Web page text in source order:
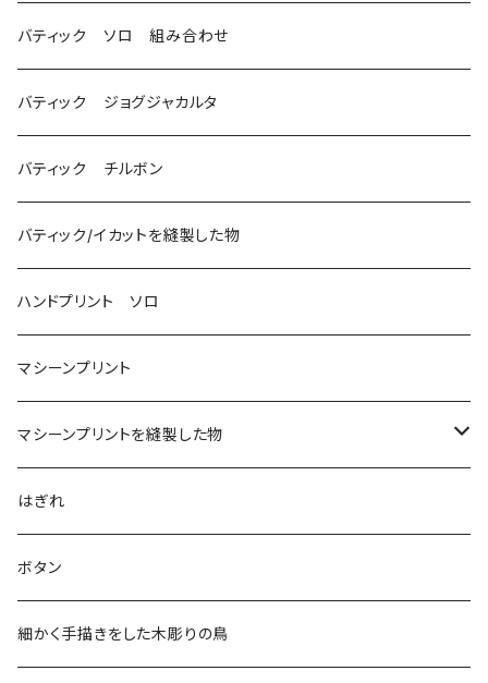
バティック ソロ 組み合わせ
バティック ジョグジャカルタ
バティック チルボン
バティック/イカットを縫製した物
ハンドプリント ソロ
マシーンプリント
マシーンプリントを縫製した物
アロハシャツ
2018
2019
ドレスシャツ
チュニック
はぎれ
ボタン
細かく手描きをした木彫りの鳥